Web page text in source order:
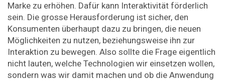
Marke zu erhöhen. Dafür kann Interaktivität förderlich
sein. Die grosse Herausforderung ist sicher, den
Konsumenten überhaupt dazu zu bringen, die neuen
Möglichkeiten zu nutzen, beziehungsweise ihn zur
Interaktion zu bewegen. Also sollte die Frage eigentlich
nicht lauten, welche Technologien wir einsetzen wollen,
sondern was wir damit machen und ob die Anwendung